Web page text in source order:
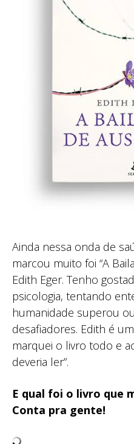
Ainda nessa onda de
marcou muito foi “A
Edith Eger. Tenho
psicologia, tentando
humanidade superou
desafiadores. Edith é
marquei o livro todo e
deveria ler”.
E qual foi o livro que
Conta pra gente!